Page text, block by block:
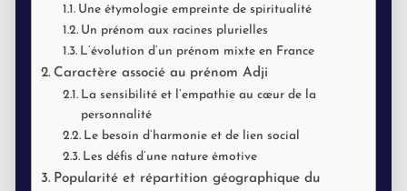
Une étymologie empreinte de spiritualité
Un prénom aux racines plurielles
L’évolution d’un prénom mixte en France
Caractère associé au prénom Adji
La sensibilité et l’empathie au cœur de la
personnalité
Le besoin d’harmonie et de lien social
Les défis d’une nature émotive
Popularité et répartition géographique du